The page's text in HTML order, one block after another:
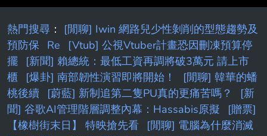
個人 選，這篇就先以側翼、中鋒為主。 以目前
湖人配置，後場還有小詹、Kobe、甚至Manon
可以培養，不太認為需要把大年首輪 資源放在
後衛提，所以就先不提。 Motiejus
Krivas（Arizona ）—21yrs 7呎2吋的中鋒，最
近在不少選秀
熱門搜尋 ： [閒聊] Iwin 網路兒少性剝削的型態趨勢及
預防保
Re
[Vtub] 公視Vtuber計畫恐因刪凍預算停
擺
[新聞] 賴總統：最低工資再調將破3萬元 請上市
櫃
[爆卦] 南部韌性演習即將開始！
[閒聊] 韓華的蟠
桃後續
[蔚藍] 新制追第二隻PU真的更痛苦嗎？
[新
聞] 谷歌AI管理階層調整內幕：Hassabis原擬
[贈票]
【橡樹街末日】 特映搶先看
[閒聊] 電腦為什麼消滅